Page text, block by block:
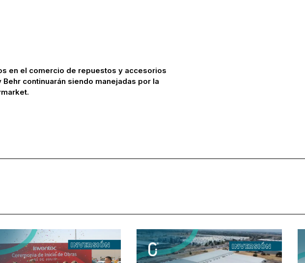
en el comercio de repuestos y accesorios
Behr continuarán siendo manejadas por la